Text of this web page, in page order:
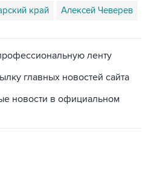
край Алексей Чеверев
ленту
главных новостей сайта
новости в официальном